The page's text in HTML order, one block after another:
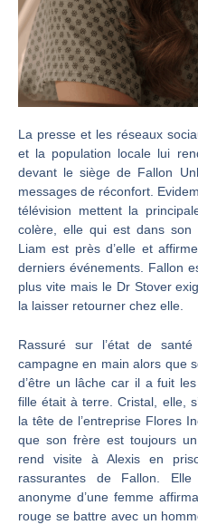
La presse et les réseaux
et la population locale lui
devant le siège de Fallon
messages de réconfort.
télévision mettent la
colère, elle qui est dans son
Liam est près d’elle et
derniers événements. Fallon
plus vite mais le Dr Stover
la laisser retourner chez elle.
Rassuré sur l’état de
campagne en main alors que
d’être un lâche car il a fuit
fille était à terre. Cristal, elle,
la tête de l’entreprise Flores
que son frère est toujours
rend visite à Alexis en
rassurantes de Fallon.
anonyme d’une femme
rouge se battre avec un